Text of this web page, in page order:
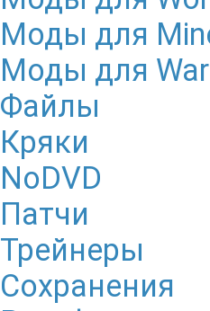
Моды для
Моды для
Файлы
Кряки
NoDVD
Патчи
Трейнеры
Сохранения